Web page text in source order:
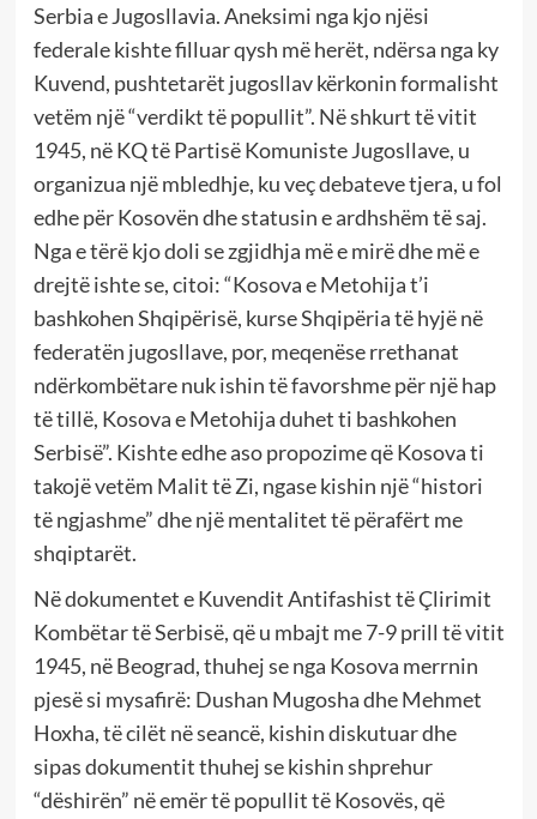
Serbia e Jugosllavia. Aneksimi nga kjo njësi
federale kishte filluar qysh më herët, ndërsa nga ky
Kuvend, pushtetarët jugosllav kërkonin formalisht
vetëm një “verdikt të popullit”. Në shkurt të vitit
1945, në KQ të Partisë Komuniste Jugosllave, u
organizua një mbledhje, ku veç debateve tjera, u fol
edhe për Kosovën dhe statusin e ardhshëm të saj.
Nga e tërë kjo doli se zgjidhja më e mirë dhe më e
drejtë ishte se, citoi: “Kosova e Metohija t’i
bashkohen Shqipërisë, kurse Shqipëria të hyjë në
federatën jugosllave, por, meqenëse rrethanat
ndërkombëtare nuk ishin të favorshme për një hap
të tillë, Kosova e Metohija duhet ti bashkohen
Serbisë”. Kishte edhe aso propozime që Kosova ti
takojë vetëm Malit të Zi, ngase kishin një “histori
të ngjashme” dhe një mentalitet të përafërt me
shqiptarët.
Në dokumentet e Kuvendit Antifashist të Çlirimit
Kombëtar të Serbisë, që u mbajt me 7-9 prill të vitit
1945, në Beograd, thuhej se nga Kosova merrnin
pjesë si mysafirë: Dushan Mugosha dhe Mehmet
Hoxha, të cilët në seancë, kishin diskutuar dhe
sipas dokumentit thuhej se kishin shprehur
“dëshirën” në emër të popullit të Kosovës, që